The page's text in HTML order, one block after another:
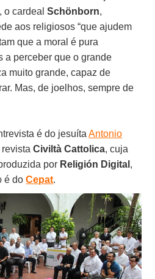
o cardealSchönborn,
aos religiosos “que ajudem
que a moral é pura
a perceber que o grande
muito grande, capaz de
Mas, de joelhos, sempre de
é do jesuítaAntonio
revistaCiviltà Cattolica, cuja
por Religión Digital ,
é doCepat.